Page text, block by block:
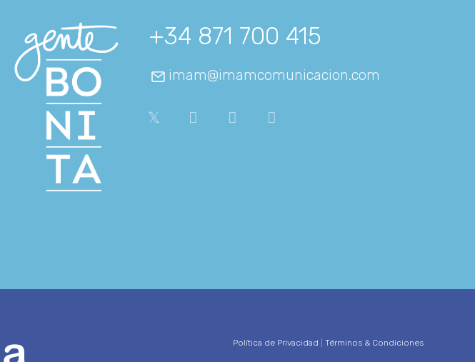
+34 871 700 415
imam@imamcomunicacion.com
Política de Privacidad Términos & Condiciones